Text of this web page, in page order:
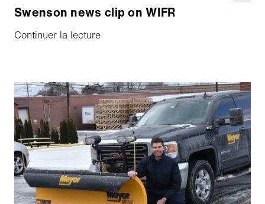
Swenson news clip on WIFR
Continuer la lecture